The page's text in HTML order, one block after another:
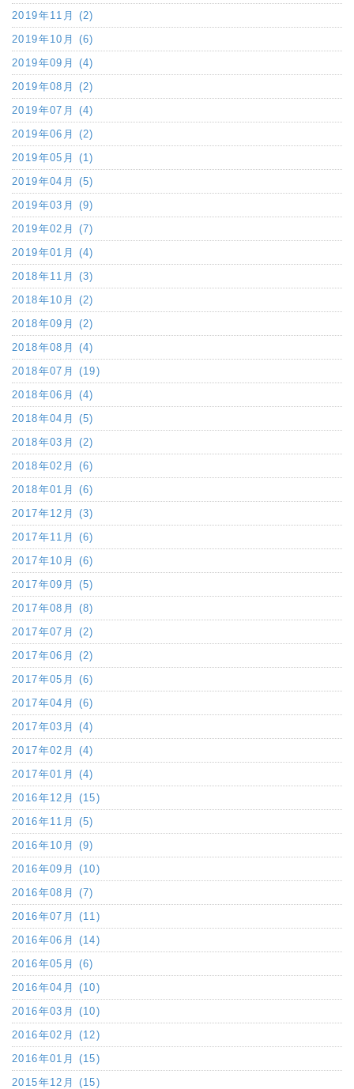
2019年11月 (2)
2019年10月 (6)
2019年09月 (4)
2019年08月 (2)
2019年07月 (4)
2019年06月 (2)
2019年05月 (1)
2019年04月 (5)
2019年03月 (9)
2019年02月 (7)
2019年01月 (4)
2018年11月 (3)
2018年10月 (2)
2018年09月 (2)
2018年08月 (4)
2018年07月 (19)
2018年06月 (4)
2018年04月 (5)
2018年03月 (2)
2018年02月 (6)
2018年01月 (6)
2017年12月 (3)
2017年11月 (6)
2017年10月 (6)
2017年09月 (5)
2017年08月 (8)
2017年07月 (2)
2017年06月 (2)
2017年05月 (6)
2017年04月 (6)
2017年03月 (4)
2017年02月 (4)
2017年01月 (4)
2016年12月 (15)
2016年11月 (5)
2016年10月 (9)
2016年09月 (10)
2016年08月 (7)
2016年07月 (11)
2016年06月 (14)
2016年05月 (6)
2016年04月 (10)
2016年03月 (10)
2016年02月 (12)
2016年01月 (15)
2015年12月 (15)